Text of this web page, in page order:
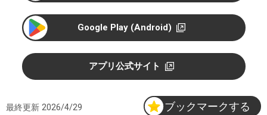
Google Play (Android)
アプリ公式サイト
最終更新 2026/4/29 ブックマークする